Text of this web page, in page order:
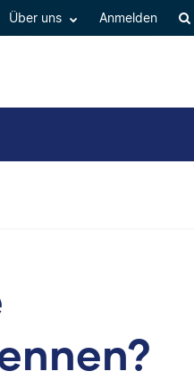
Über uns Anmelden